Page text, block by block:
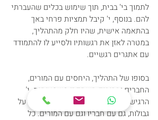
לתמוך בי' בבית, תוך שימוש בכלים שהעברתי
להם. בנוסף, י' קיבל תמציות פרחי באך
בהתאמה אישית, שהיו חלק מהתהליך,
במטרה לאזן את רגשותיו ולסייע לו להתמודד
עם אתגרים רגשיים.
בסופו של התהליך, היחסים עם המורים,
החברים וההורים השתפרו משמעותית. י'
הרגיש שייך יותר בכיתה והתחיל לשמור על
גבולות, גם עם חבריו וגם עם המורים. כל